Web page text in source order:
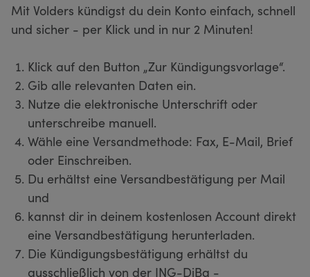
Mit Volders kündigst du dein Konto einfach, schnell
und sicher - per Klick und in nur 2 Minuten!
Klick auf den Button „Zur Kündigungsvorlage“.
Gib alle relevanten Daten ein.
Nutze die elektronische Unterschrift oder
unterschreibe manuell.
Wähle eine Versandmethode: Fax, E-Mail, Brief
oder Einschreiben.
Du erhältst eine Versandbestätigung per Mail
und
kannst dir in deinem kostenlosen Account direkt
eine Versandbestätigung herunterladen.
Die Kündigungsbestätigung erhältst du
ausschließlich von der ING-DiBa -